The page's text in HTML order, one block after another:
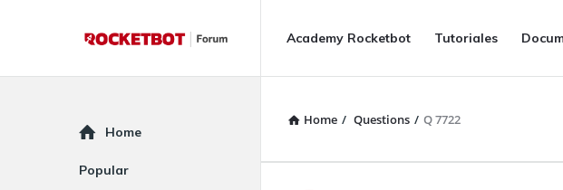
Forum
Forum
Navigation
Academy Rocketbot Tutoriales
Home / Questions / Q 7722
Explore
Home
Popular